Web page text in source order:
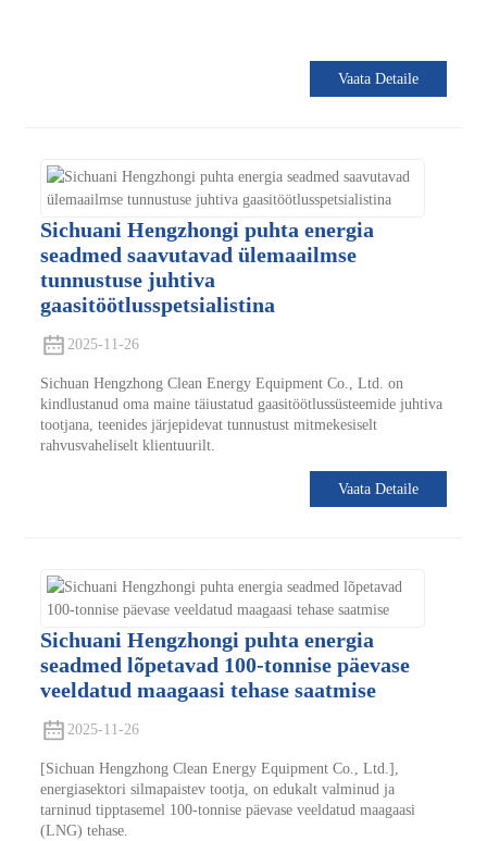
Vaata Detaile
Sichuani Hengzhongi puhta energia
seadmed saavutavad ülemaailmse
tunnustuse juhtiva
gaasitöötlusspetsialistina
2025-11-26
Sichuan Hengzhong Clean Energy Equipment Co., Ltd. on
kindlustanud oma maine täiustatud gaasitöötlussüsteemide juhtiva
tootjana, teenides järjepidevat tunnustust mitmekesiselt
rahvusvaheliselt klientuurilt.
Vaata Detaile
Sichuani Hengzhongi puhta energia
seadmed lõpetavad 100-tonnise päevase
veeldatud maagaasi tehase saatmise
2025-11-26
[Sichuan Hengzhong Clean Energy Equipment Co., Ltd.],
energiasektori silmapaistev tootja, on edukalt valminud ja
tarninud tipptasemel 100-tonnise päevase veeldatud maagaasi
(LNG) tehase.